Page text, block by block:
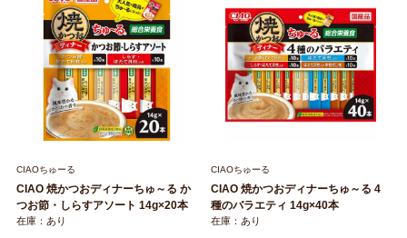
CIAOちゅーる
CIAO 焼かつおディナーちゅ～る か
つお節・しらすアソート 14g×20本
在庫：あり
CIAOちゅーる
CIAO 焼かつおディナーちゅ～る 4
種のバラエティ 14g×40本
在庫：あり